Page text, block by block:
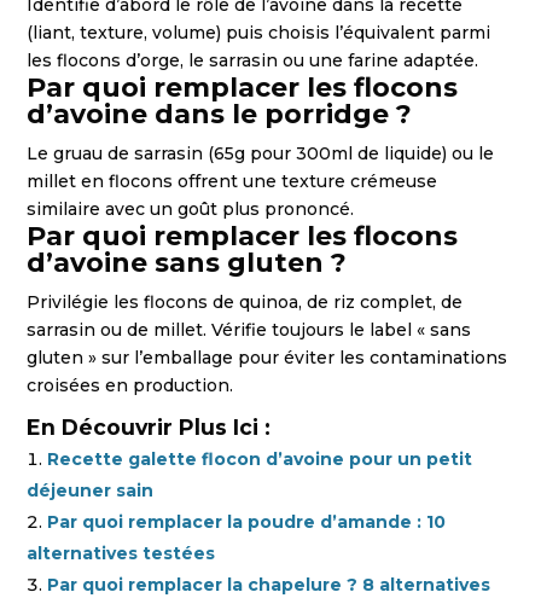
Identifie d’abord le rôle de l’avoine dans la recette
(liant, texture, volume) puis choisis l’équivalent parmi
les flocons d’orge, le sarrasin ou une farine adaptée.
Par quoi remplacer les flocons
d’avoine dans le porridge ?
Le gruau de sarrasin (65g pour 300ml de liquide) ou le
millet en flocons offrent une texture crémeuse
similaire avec un goût plus prononcé.
Par quoi remplacer les flocons
d’avoine sans gluten ?
Privilégie les flocons de quinoa, de riz complet, de
sarrasin ou de millet. Vérifie toujours le label « sans
gluten » sur l’emballage pour éviter les contaminations
croisées en production.
En Découvrir Plus Ici :
Recette galette flocon d’avoine pour un petit
déjeuner sain
Par quoi remplacer la poudre d’amande : 10
alternatives testées
Par quoi remplacer la chapelure ? 8 alternatives